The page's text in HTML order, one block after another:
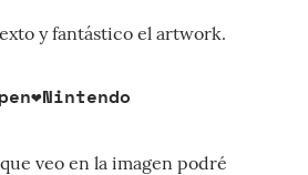
y fantástico el artwork.
veo en la imagen podré